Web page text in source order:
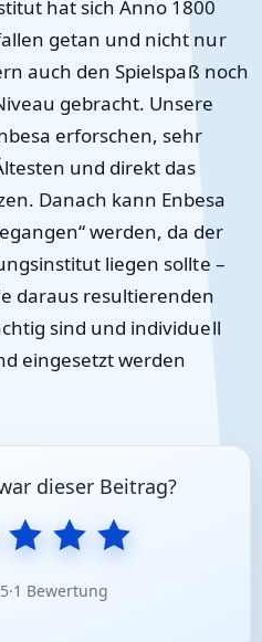
hat sich Anno 1800
getan und nicht nur
auch den Spielspaß noch
gebracht. Unsere
erforschen, sehr
und direkt das
Danach kann Enbesa
werden, da der
liegen sollte –
daraus resultierenden
sind und individuell
eingesetzt werden
dieser Beitrag?
·1 Bewertung